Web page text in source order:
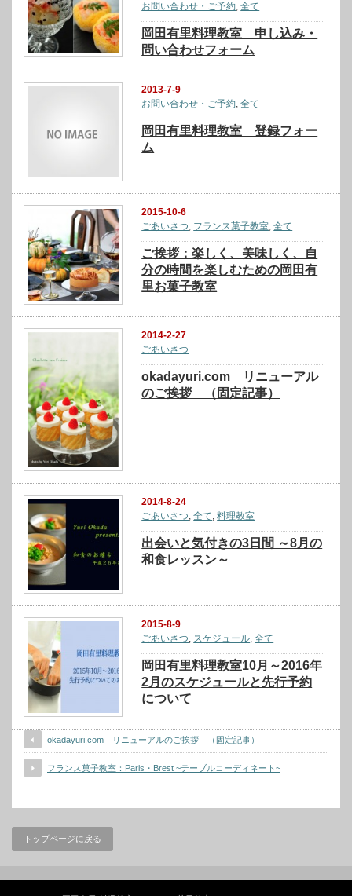
お問い合わせ・ご予約,全て
岡田有里料理教室 申し込み・
問い合わせフォーム
2013-7-9
お問い合わせ・ご予約,全て
岡田有里料理教室 登録フォー
ム
2015-10-6
ごあいさつ, フランス菓子教室,全て
ご挨拶：楽しく、美味しく、自
分の時間を楽しむための岡田有
里お菓子教室
2014-2-27
ごあいさつ
okadayuri.com リニューアル
のご挨拶 （固定記事）
2014-8-24
ごあいさつ,全て,料理教室
出会いと気付きの3日間 ～8月の
和食レッスン～
2015-8-9
ごあいさつ, スケジュール,全て
岡田有里料理教室10月～2016年
2月のスケジュールと先行予約
について
okadayuri.com リニューアルのご挨拶 （固定記事）
フランス菓子教室：Paris・Brest ~テーブルコーディネート~
トップページに戻る